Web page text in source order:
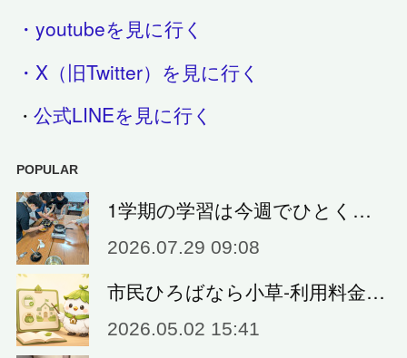
・youtubeを見に行く
・X（旧Twitter）を見に行く
・公式LINEを見に行く
POPULAR
1学期の学習は今週でひとく…
2026.07.29 09:08
市民ひろばなら小草‐利用料金…
2026.05.02 15:41